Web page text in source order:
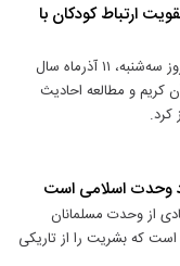
ارتباط کودکان با
مرکز بین‌المللی اسلامی «تسامح و صلح» در برزیل، از روز سه‌شنبه، ۱۱ آذرماه سال
کریم و مطالعه احادیث
کرد.
وحدت اسلامی است
از وحدت مسلمانان
که بشریت را از تاریکی